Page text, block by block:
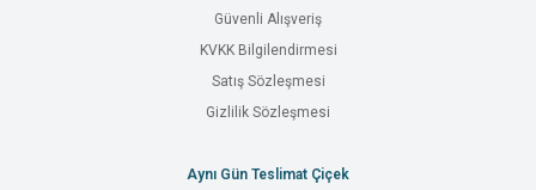
Güvenli Alışveriş
KVKK Bilgilendirmesi
Satış Sözleşmesi
Gizlilik Sözleşmesi
Aynı Gün Teslimat Çiçek